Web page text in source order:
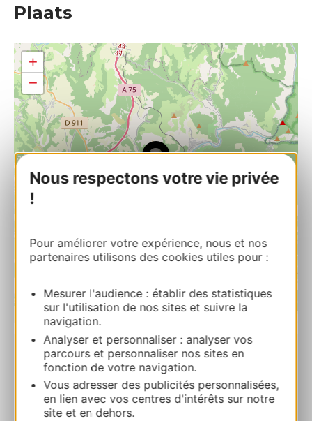
Nous respectons votre vie privée
!
Pour améliorer votre expérience, nous et nos
partenaires utilisons des cookies utiles pour :
Mesurer l'audience : établir des statistiques
sur l'utilisation de nos sites et suivre la
navigation.
Analyser et personnaliser : analyser vos
parcours et personnaliser nos sites en
fonction de votre navigation.
Vous adresser des publicités personnalisées,
en lien avec vos centres d'intérêts sur notre
site et en dehors.
Plaats
+
−
| Map data ©
Chez Marie
216, Camp RedonRDC 12520 COMPEYRE
Bereken uw route